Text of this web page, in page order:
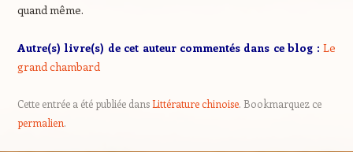
quand même.
Autre(s) livre(s) de cet auteur commentés dans ce blog : Le
grand chambard
Cette entrée a été publiée dansLittérature chinoise. Bookmarquez ce
permalien.